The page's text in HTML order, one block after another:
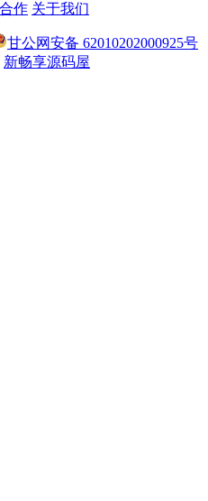
作 关于我们
甘公网安备 62010202000925号
新畅享源码屋